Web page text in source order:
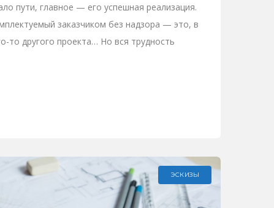
пути, главное — его успешная реализация.
заказчиком без надзора — это, в
то другого проекта… Но вся трудность
ЭСКИЗЫ